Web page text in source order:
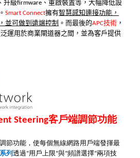
升級firmware 、重啟裝置等，大幅降低設
Smart Connect擁有智慧感知連接功能，
並可做到遠端控制 。而最後的APC技術 ，
運用於商業閘道器之間，並為客戶提供
Steering客戶端調節功能
節功能，使每個無線網路用戶端發揮最
系列透過“用戶上限”與“頻譜選擇”兩項技